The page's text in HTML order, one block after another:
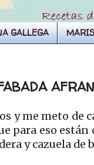
GALLEGA
y me meto de
para eso
y cazuela de